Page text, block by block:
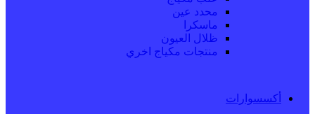
محدد عين
ماسكرا
ظلال العيون
منتجات مكياج اخري
أكسسوارات